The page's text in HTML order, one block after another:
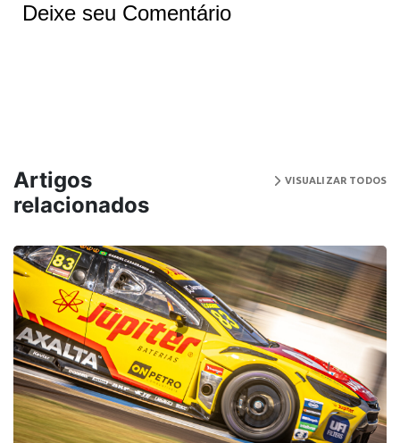
Deixe seu Comentário
Artigos
relacionados
VISUALIZAR TODOS